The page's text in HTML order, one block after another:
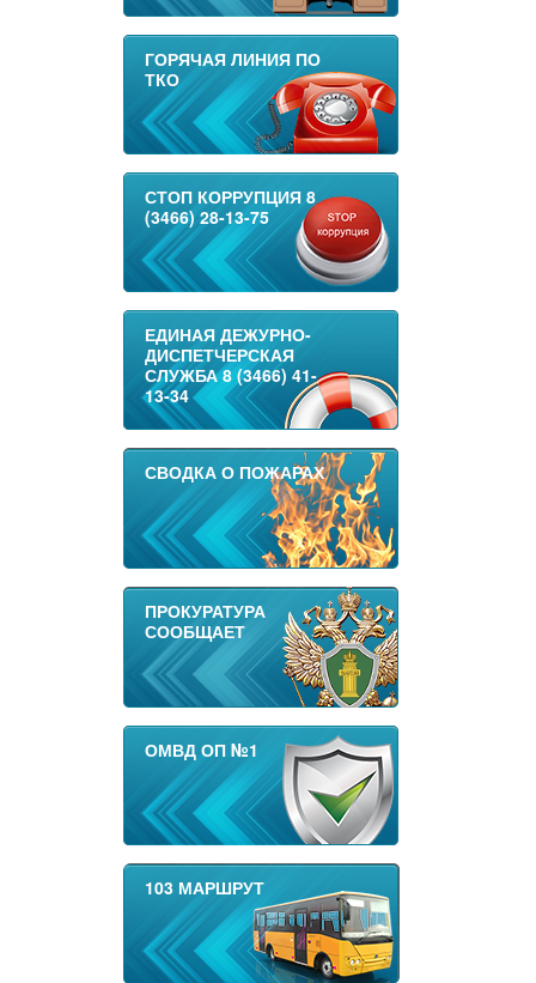
ГОРЯЧАЯ ЛИНИЯ ПО
ТКО
СТОП КОРРУПЦИЯ 8
(3466) 28-13-75
ЕДИНАЯ ДЕЖУРНО-
ДИСПЕТЧЕРСКАЯ
СЛУЖБА 8 (3466) 41-
13-34
СВОДКА О ПОЖАРАХ
ПРОКУРАТУРА
СООБЩАЕТ
ОМВД ОП №1
103 МАРШРУТ